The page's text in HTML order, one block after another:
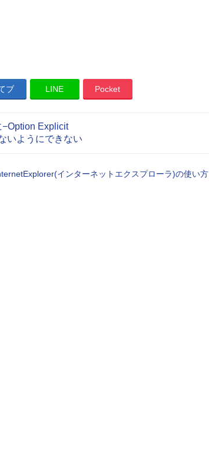
ブ LINE Pocket
Explicit
いようにできない
インターネットエクスプローラ)の使い方